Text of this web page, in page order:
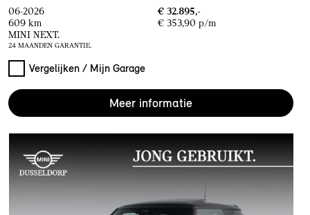
06-2026
€ 32.895,-
609 km
€ 353,90 p/m
MINI NEXT.
24 MAANDEN GARANTIE.
Vergelijken / Mijn Garage
Meer informatie